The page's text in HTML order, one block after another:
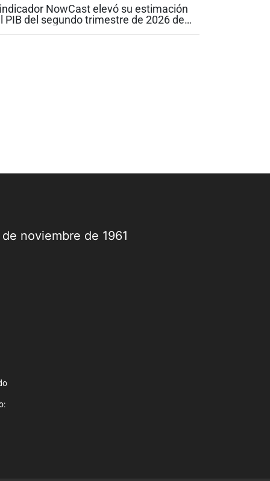
NowCast elevó su estimación
PIB del segundo trimestre de 2026 de
% a 3,1 %. La industria, los servicios
noviembre de 1961